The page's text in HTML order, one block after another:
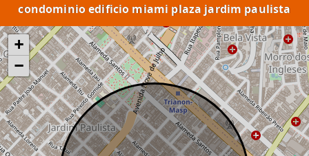
condominio edificio miami plaza jardim paulista
+
−